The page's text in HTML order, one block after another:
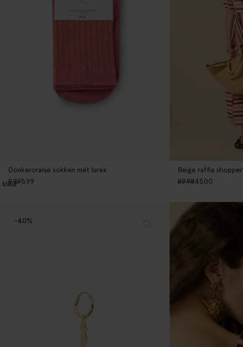
Donkeroranje sokken met lurex
9.995.99
kleur
Beige raffia shopper
89.9845.00
-40% -40%